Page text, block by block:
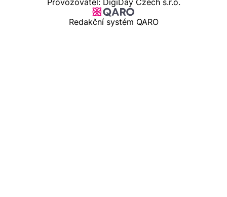
Provozovatel: DigiDay Czech s.r.o.
Redakční systém QARO